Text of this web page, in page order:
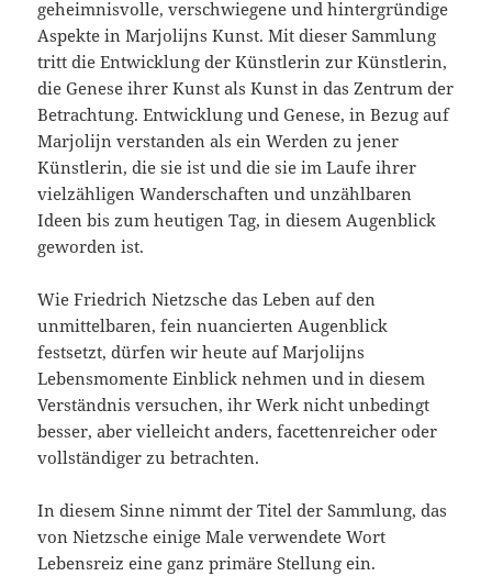
geheimnisvolle, verschwiegene und hintergründige
Aspekte in Marjolijns Kunst. Mit dieser Sammlung
tritt die Entwicklung der Künstlerin zur Künstlerin,
die Genese ihrer Kunst als Kunst in das Zentrum der
Betrachtung. Entwicklung und Genese, in Bezug auf
Marjolijn verstanden als ein Werden zu jener
Künstlerin, die sie ist und die sie im Laufe ihrer
vielzähligen Wanderschaften und unzählbaren
Ideen bis zum heutigen Tag, in diesem Augenblick
geworden ist.
Wie Friedrich Nietzsche das Leben auf den
unmittelbaren, fein nuancierten Augenblick
festsetzt, dürfen wir heute auf Marjolijns
Lebensmomente Einblick nehmen und in diesem
Verständnis versuchen, ihr Werk nicht unbedingt
besser, aber vielleicht anders, facettenreicher oder
vollständiger zu betrachten.
In diesem Sinne nimmt der Titel der Sammlung, das
von Nietzsche einige Male verwendete Wort
Lebensreiz eine ganz primäre Stellung ein.